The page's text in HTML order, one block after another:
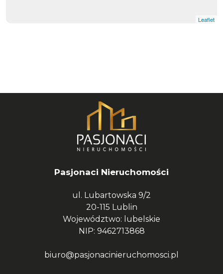
Leaflet
Pasjonaci Nieruchomości
ul. Lubartowska 9/2
20-115 Lublin
Województwo: lubelskie
NIP: 9462713868
biuro@pasjonacinieruchomosci.pl